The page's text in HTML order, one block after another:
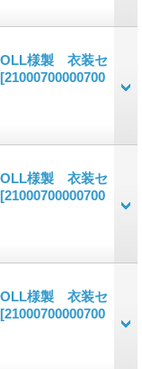
様製 衣装セ
[21000700000700
様製 衣装セ
[21000700000700
様製 衣装セ
[21000700000700